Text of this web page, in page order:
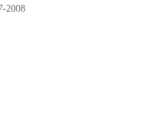
2008